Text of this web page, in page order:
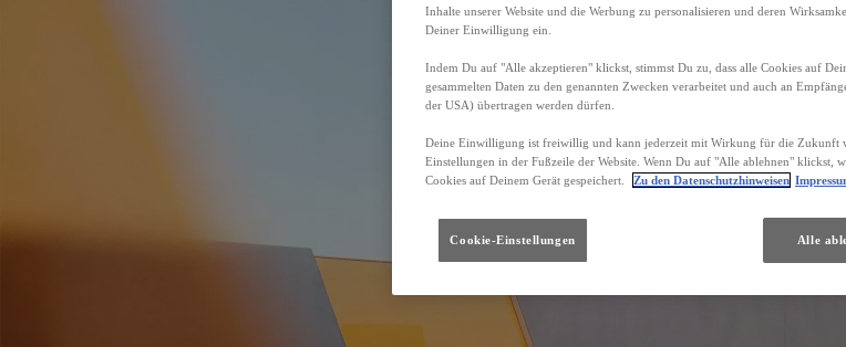
Inhalte unserer Website und die Werbung zu personalisieren und deren
Deiner Einwilligung ein.
Indem Du auf "Alle akzeptieren" klickst, stimmst Du zu, dass alle Cookies auf
gesammelten Daten zu den genannten Zwecken verarbeitet und auch an
der USA) übertragen werden dürfen.
Deine Einwilligung ist freiwillig und kann jederzeit mit Wirkung für die Zukunft
Einstellungen in der Fußzeile der Website. Wenn Du auf "Alle ablehnen" klickst,
Cookies auf Deinem Gerät gespeichert.
Zu den Datenschutzhinweisen
Cookie-Einstellungen Alle